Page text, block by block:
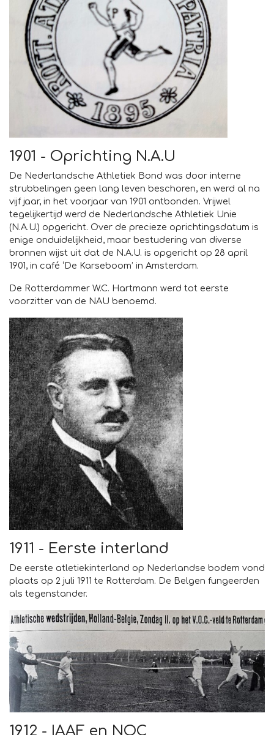
1901 - Oprichting N.A.U
De Nederlandsche Athletiek Bond was door interne
strubbelingen geen lang leven beschoren, en werd al na
vijf jaar, in het voorjaar van 1901 ontbonden. Vrijwel
tegelijkertijd werd de Nederlandsche Athletiek Unie
(N.A.U.) opgericht. Over de precieze oprichtingsdatum is
enige onduidelijkheid, maar bestudering van diverse
bronnen wijst uit dat de N.A.U. is opgericht op 28 april
1901, in café ‘De Karseboom’ in Amsterdam.
De Rotterdammer W.C. Hartmann werd tot eerste
voorzitter van de NAU benoemd.
1911 - Eerste interland
De eerste atletiekinterland op Nederlandse bodem vond
plaats op 2 juli 1911 te Rotterdam. De Belgen fungeerden
als tegenstander.
1912 - IAAF en NOC